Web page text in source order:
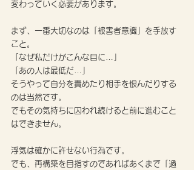
変わっていく必要があります。
まず、一番大切なのは「被害者意識」を手放す
こと。
「なぜ私だけがこんな目に…」
「あの人は最低だ…」
そうやって自分を責めたり相手を恨んだりする
のは当然です。
でもその気持ちに囚われ続けると前に進むこと
はできません。
浮気は確かに許せない行為です。
でも、再構築を目指すのであればあくまで「過